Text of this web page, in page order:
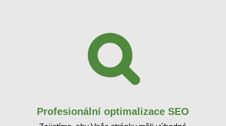
Profesionální optimalizace SEO